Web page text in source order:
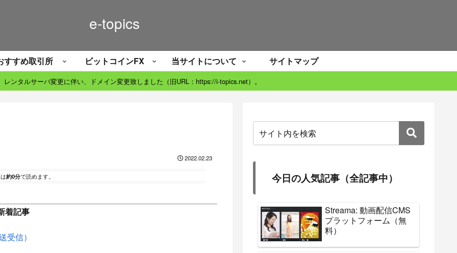
e-topics
すすめ取引所 ビットコインFX 当サイトについて サイトマップ
レンタルサーバ変更に伴い、ドメイン変更致しました（旧URL：https://i-topics.net）。
2022.02.23
約0分で読めます。
着記事
受信）
今日の人気記事（全記事中）
Streama: 動画配信CMS
プラットフォーム（無
料）